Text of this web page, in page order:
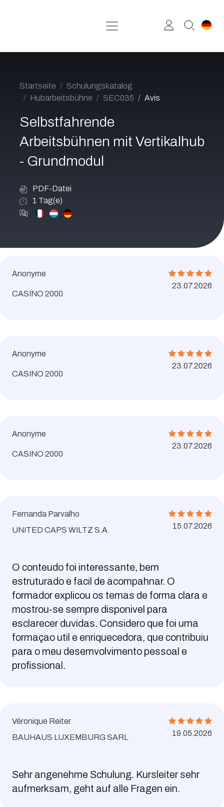
Startseite
Schulungskatalog
Hubarbeitsbühne
SEC035 Avis
Selbstfahrende
Arbeitsbühnen mit Vertikalhub
- Grundmodul
PDF-Datei
1 Tag(e)
Anonyme
CASINO 2000
23.07.2026
Anonyme
CASINO 2000
23.07.2026
Anonyme
CASINO 2000
23.07.2026
Fernanda Parvalho
UNITED CAPS WILTZ S.A.
15.07.2026
O conteudo foi interessante, bem
estruturado e facil de acompahnar. O
formador explicou os temas de forma clara e
mostrou-se sempre disponivel para
esclarecer duvidas. Considero que foi uma
formaçao util e enriquecedora, que contribuiu
para o meu desemvolvimento pessoal e
profissional.
Véronique Reiter
BAUHAUS LUXEMBURG SARL
19.05.2026
Sehr angenehme Schulung. Kursleiter sehr
aufmerksam, geht auf alle Fragen ein.